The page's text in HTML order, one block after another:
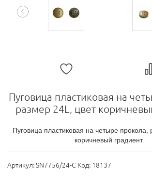
Пуговица пластиковая на
размер 24L, цвет
Пуговица пластиковая на четыре прокола,
коричневый градиент
Артикул:SN7756/24-C Код: 18137